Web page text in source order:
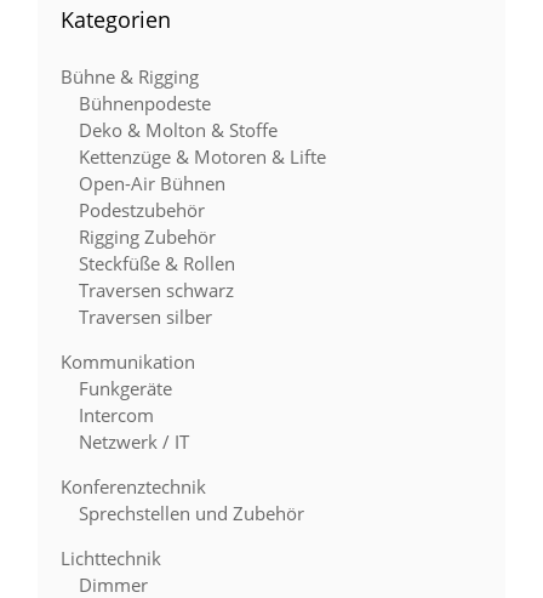
Kategorien
Bühne & Rigging
Bühnenpodeste
Deko & Molton & Stoffe
Kettenzüge & Motoren & Lifte
Open-Air Bühnen
Podestzubehör
Rigging Zubehör
Steckfüße & Rollen
Traversen schwarz
Traversen silber
Kommunikation
Funkgeräte
Intercom
Netzwerk / IT
Konferenztechnik
Sprechstellen und Zubehör
Lichttechnik
Dimmer